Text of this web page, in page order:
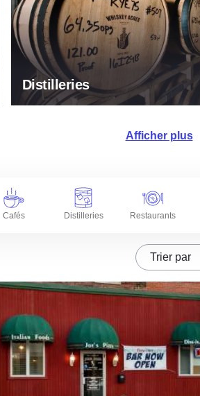
Distilleries
Afficher plus
Cafés Distilleries Restaurants
Trier par